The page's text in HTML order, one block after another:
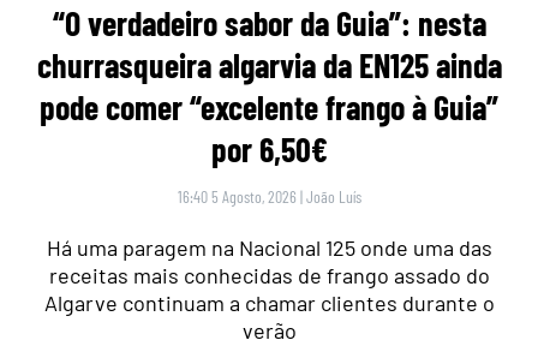
“O verdadeiro sabor da Guia”: nesta
churrasqueira algarvia da EN125 ainda
pode comer “excelente frango à Guia”
por 6,50€
16:40 5 Agosto, 2026 |João Luís
Há uma paragem na Nacional 125 onde uma das
receitas mais conhecidas de frango assado do
Algarve continuam a chamar clientes durante o
verão